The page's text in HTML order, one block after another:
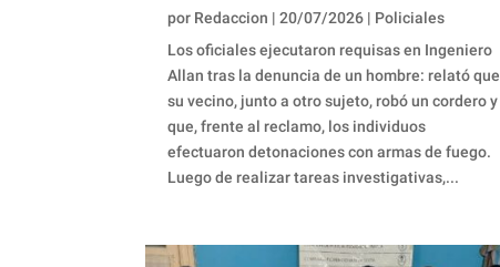
por Redaccion | 20/07/2026 | Policiales
Los oficiales ejecutaron requisas en Ingeniero
Allan tras la denuncia de un hombre: relató que
su vecino, junto a otro sujeto, robó un cordero y
que, frente al reclamo, los individuos
efectuaron detonaciones con armas de fuego.
Luego de realizar tareas investigativas,...